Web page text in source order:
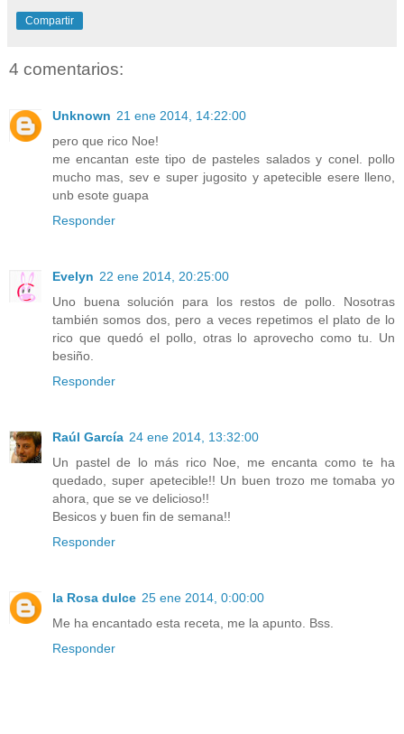
Compartir
4 comentarios:
Unknown 21 ene 2014, 14:22:00
pero que rico Noe!
me encantan este tipo de pasteles salados y conel. pollo
mucho mas, sev e super jugosito y apetecible esere lleno,
unb esote guapa
Responder
Evelyn 22 ene 2014, 20:25:00
Uno buena solución para los restos de pollo. Nosotras
también somos dos, pero a veces repetimos el plato de lo
rico que quedó el pollo, otras lo aprovecho como tu. Un
besiño.
Responder
Raúl García 24 ene 2014, 13:32:00
Un pastel de lo más rico Noe, me encanta como te ha
quedado, super apetecible!! Un buen trozo me tomaba yo
ahora, que se ve delicioso!!
Besicos y buen fin de semana!!
Responder
la Rosa dulce 25 ene 2014, 0:00:00
Me ha encantado esta receta, me la apunto. Bss.
Responder